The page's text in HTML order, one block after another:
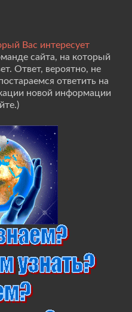
Вас интересует
сайта, на который
Ответ, вероятно, не
ответить на
новой информации